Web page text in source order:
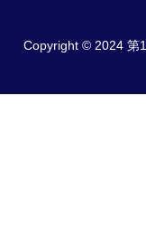
Copyright © 2024 第